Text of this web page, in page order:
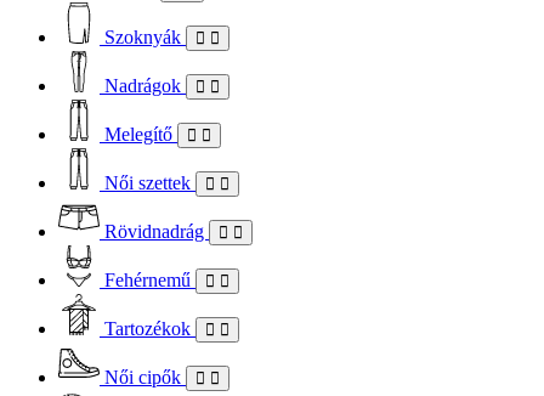
Szoknyák
Nadrágok
Melegítő
Női szettek
Rövidnadrág
Fehérnemű
Tartozékok
Női cipők